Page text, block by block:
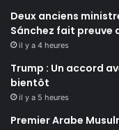
Deux anciens
Sánchez fait preuve
il y a 4 heures
Trump : Un accord
bientôt
il y a 5 heures
Premier Arabe